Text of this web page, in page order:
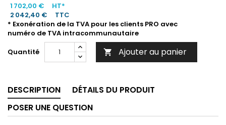
1 702,00 €
HT*
2 042,40 €
TTC
* Exonération de la TVA pour les clients PRO avec
numéro de TVA intracommunautaire
Quantité
 Ajouter au panier
DESCRIPTION
DÉTAILS DU PRODUIT
POSER UNE QUESTION